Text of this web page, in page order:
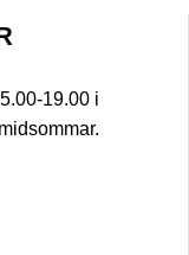
19.00 i